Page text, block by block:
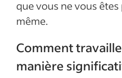
que vous ne vous
même.
Comment
manière